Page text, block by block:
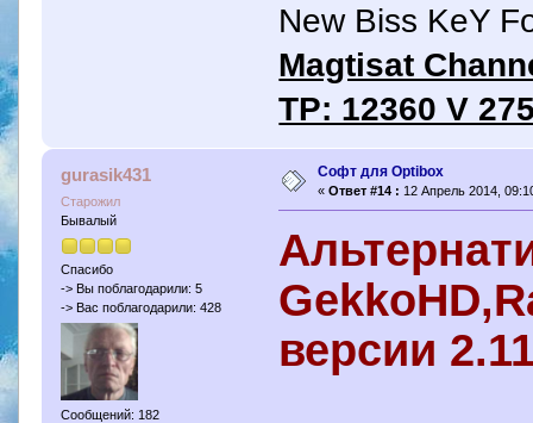
New Biss KeY
Magtisat
TP: 12360 V
gurasik431
Старожил
Бывалый
Спасибо
-> Вы поблагодарили: 5
-> Вас поблагодарили: 428
Сообщений: 182
Софт для Optibox
« Ответ #14 : 12 Апрель 2014,
версии